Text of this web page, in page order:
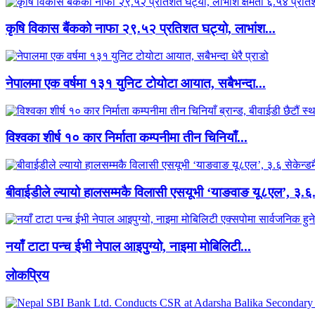
कृषि विकास बैंकको नाफा २९.५२ प्रतिशत घट्यो, लाभांश...
नेपालमा एक वर्षमा १३१ युनिट टोयोटा आयात, सबैभन्दा...
विश्वका शीर्ष १० कार निर्माता कम्पनीमा तीन चिनियाँ...
बीवाईडीले ल्यायो हालसम्मकै विलासी एसयूभी ‘याङवाङ यू८एल’,
नयाँ टाटा पन्च ईभी नेपाल आइपुग्यो, नाइमा मोबिलिटी...
लाेकप्रिय